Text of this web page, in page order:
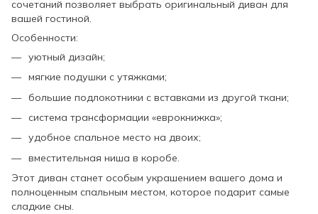
сочетаний позволяет выбрать оригинальный диван для
вашей гостиной.
Особенности:
уютный дизайн;
мягкие подушки с утяжками;
большие подлокотники с вставками из другой ткани;
система трансформации «еврокнижка»;
удобное спальное место на двоих;
вместительная ниша в коробе.
Этот диван станет особым украшением вашего дома и
полноценным спальным местом, которое подарит самые
сладкие сны.